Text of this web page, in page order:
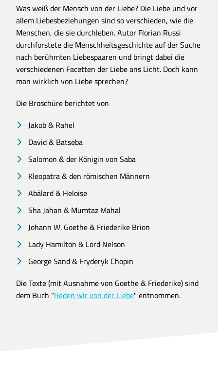
Was weiß der Mensch von der Liebe? Die Liebe und vor
allem Liebesbeziehungen sind so verschieden, wie die
Menschen, die sie durchleben. Autor Florian Russi
durchforstete die Menschheitsgeschichte auf der Suche
nach berühmten Liebespaaren und bringt dabei die
verschiedenen Facetten der Liebe ans Licht. Doch kann
man wirklich von Liebe sprechen?
Die Broschüre berichtet von
Jakob & Rahel
David & Batseba
Salomon & der Königin von Saba
Kleopatra & den römischen Männern
Abälard & Heloise
Sha Jahan & Mumtaz Mahal
Johann W. Goethe & Friederike Brion
Lady Hamilton & Lord Nelson
George Sand & Fryderyk Chopin
Die Texte (mit Ausnahme von Goethe & Friederike) sind
dem Buch "Reden wir von der Liebe" entnommen.